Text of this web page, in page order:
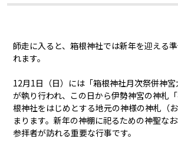
師走に入ると、箱根神社では新年を迎える
れます。
12月1日（日）には「箱根神社月次祭併神宮
が執り行われ、この日から伊勢神宮の神札
根神社をはじめとする地元の神様の神札（
まります。新年の神棚に祀るための神聖な
参拝者が訪れる重要な行事です。